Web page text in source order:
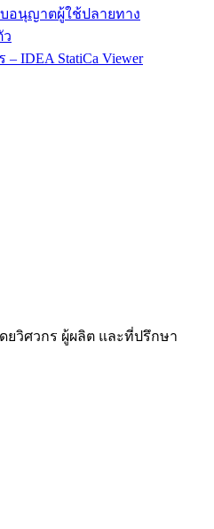
บอนุญาตผู้ใช้ปลายทาง
IDEA StatiCa Viewer
ยวิศวกร ผู้ผลิต และที่ปรึกษา